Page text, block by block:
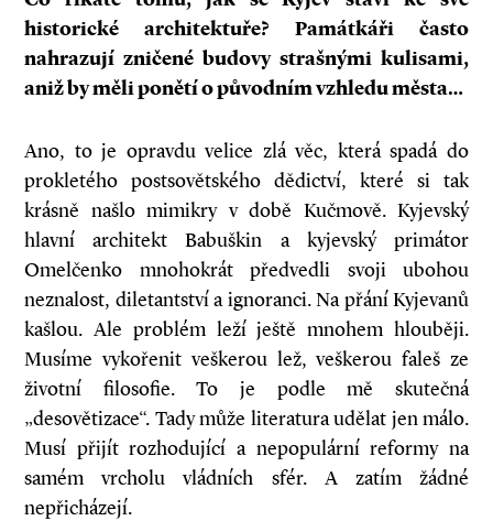
historické architektuře? Památkáři často
nahrazují zničené budovy strašnými kulisami,
aniž by měli ponětí opůvodním vzhledu města…
Ano, to je opravdu velice zlá věc, která spadá do
prokletého postsovětského dědictví, které si tak
krásně našlo mimikry v době Kučmově. Kyjevský
hlavní architekt Babuškin a kyjevský primátor
Omelčenko mnohokrát předvedli svoji ubohou
neznalost, diletantství a ignoranci. Na přání Kyjevanů
kašlou. Ale problém leží ještě mnohem hlouběji.
Musíme vykořenit veškerou lež, veškerou faleš ze
životní filosofie. To je podle mě skutečná
„desovětizace“. Tady může literatura udělat jen málo.
Musí přijít rozhodující a nepopulární reformy na
samém vrcholu vládních sfér. A zatím žádné
nepřicházejí.